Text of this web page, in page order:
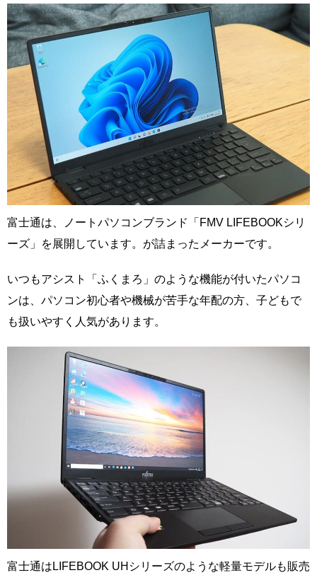
富士通は、ノートパソコンブランド「FMV LIFEBOOKシリ
ーズ」を展開しています。が詰まったメーカーです。
いつもアシスト「ふくまろ」のような機能が付いたパソコ
ンは、パソコン初心者や機械が苦手な年配の方、子どもで
も扱いやすく人気があります。
富士通はLIFEBOOK UHシリーズのような軽量モデルも販売